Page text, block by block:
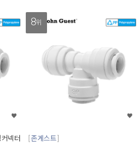
넥터
8위
존게스트